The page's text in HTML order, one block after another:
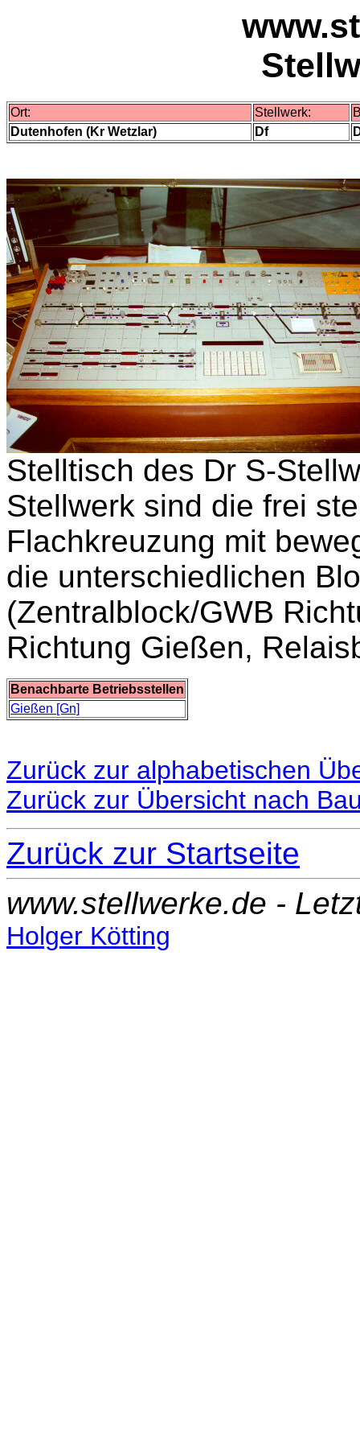
Ort: Stellwerk:
Dutenhofen (Kr Wetzlar)
Df
Stelltisch des Dr S-
Stellwerk sind die frei
Flachkreuzung mit
die unterschiedlichen
(Zentralblock/GWB
Richtung Gießen,
Benachbarte Betriebsstellen
Gießen [Gn]
Zurück zur alphabetischen
Zurück zur Übersicht nach
Zurück zur Startseite
www.stellwerke.de -
Holger Kötting